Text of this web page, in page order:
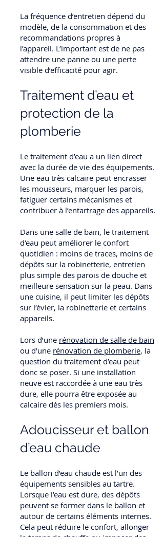
La fréquence d’entretien dépend du
modèle, de la consommation et des
recommandations propres à
l’appareil. L’important est de ne pas
attendre une panne ou une perte
visible d’efficacité pour agir.
Traitement d’eau et
protection de la
plomberie
Le traitement d’eau a un lien direct
avec la durée de vie des équipements.
Une eau très calcaire peut encrasser
les mousseurs, marquer les parois,
fatiguer certains mécanismes et
contribuer à l’entartrage des appareils.
Dans une salle de bain, le traitement
d’eau peut améliorer le confort
quotidien : moins de traces, moins de
dépôts sur la robinetterie, entretien
plus simple des parois de douche et
meilleure sensation sur la peau. Dans
une cuisine, il peut limiter les dépôts
sur l’évier, la robinetterie et certains
appareils.
Lors d’une rénovation de salle de bain
ou d’une rénovation de plomberie, la
question du traitement d’eau peut
donc se poser. Si une installation
neuve est raccordée à une eau très
dure, elle pourra être exposée au
calcaire dès les premiers mois.
Adoucisseur et ballon
d’eau chaude
Le ballon d’eau chaude est l’un des
équipements sensibles au tartre.
Lorsque l’eau est dure, des dépôts
peuvent se former dans le ballon et
autour de certains éléments internes.
Cela peut réduire le confort, allonger